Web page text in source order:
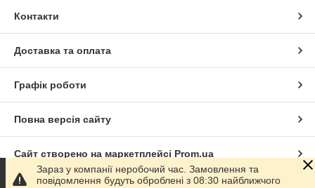
Контакти
Доставка та оплата
Графік роботи
Повна версія сайту
Сайт створено на маркетплейсі Prom.ua
Зараз у компанії неробочий час. Замовлення та
повідомлення будуть оброблені з 08:30 найближчого